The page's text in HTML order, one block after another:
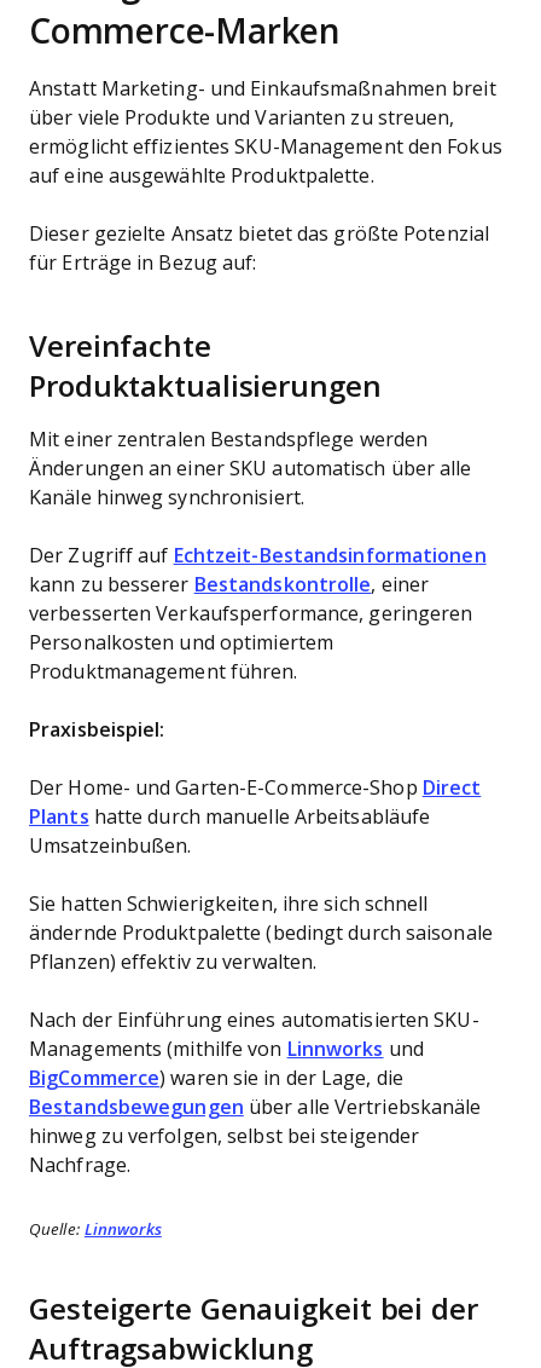
Commerce-Marken
Anstatt Marketing- und Einkaufsmaßnahmen breit
über viele Produkte und Varianten zu streuen,
ermöglicht effizientes SKU-Management den Fokus
auf eine ausgewählte Produktpalette.
Dieser gezielte Ansatz bietet das größte Potenzial
für Erträge in Bezug auf:
Vereinfachte
Produktaktualisierungen
Mit einer zentralen Bestandspflege werden
Änderungen an einer SKU automatisch über alle
Kanäle hinweg synchronisiert.
Der Zugriff auf Echtzeit-Bestandsinformationen
kann zu besserer Bestandskontrolle, einer
verbesserten Verkaufsperformance, geringeren
Personalkosten und optimiertem
Produktmanagement führen.
Praxisbeispiel:
Der Home- und Garten-E-Commerce-Shop Direct
Plants hatte durch manuelle Arbeitsabläufe
Umsatzeinbußen.
Sie hatten Schwierigkeiten, ihre sich schnell
ändernde Produktpalette (bedingt durch saisonale
Pflanzen) effektiv zu verwalten.
Nach der Einführung eines automatisierten SKU-
Managements (mithilfe von Linnworks und
BigCommerce) waren sie in der Lage, die
Bestandsbewegungen über alle Vertriebskanäle
hinweg zu verfolgen, selbst bei steigender
Nachfrage.
Quelle: Linnworks
Gesteigerte Genauigkeit bei der
Auftragsabwicklung